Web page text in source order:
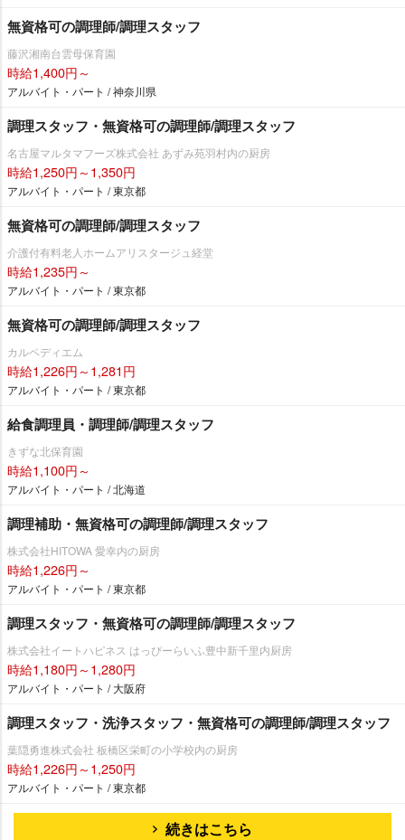
無資格可の調理師/調理スタッフ
藤沢湘南台雲母保育園
時給1,400円～
アルバイト・パート / 神奈川県
調理スタッフ・無資格可の調理師/調理スタッフ
名古屋マルタマフーズ株式会社 あずみ苑羽村内の厨房
時給1,250円～1,350円
アルバイト・パート / 東京都
無資格可の調理師/調理スタッフ
介護付有料老人ホームアリスタージュ経堂
時給1,235円～
アルバイト・パート / 東京都
無資格可の調理師/調理スタッフ
カルペディエム
時給1,226円～1,281円
アルバイト・パート / 東京都
給食調理員・調理師/調理スタッフ
きずな北保育園
時給1,100円～
アルバイト・パート / 北海道
調理補助・無資格可の調理師/調理スタッフ
株式会社HITOWA 愛幸内の厨房
時給1,226円～
アルバイト・パート / 東京都
調理スタッフ・無資格可の調理師/調理スタッフ
株式会社イートハピネス はっぴーらいふ豊中新千里内厨房
時給1,180円～1,280円
アルバイト・パート / 大阪府
調理スタッフ・洗浄スタッフ・無資格可の調理師/調理スタッフ
葉隠勇進株式会社 板橋区栄町の小学校内の厨房
時給1,226円～1,250円
アルバイト・パート / 東京都
続きはこちら